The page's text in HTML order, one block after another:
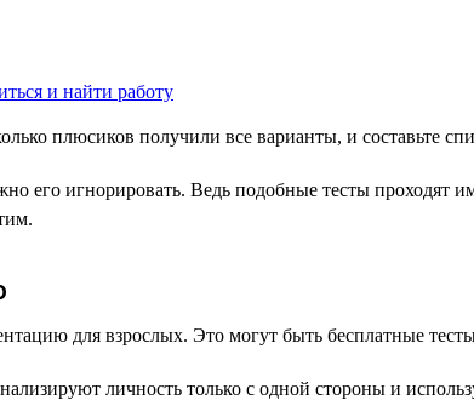
плюсиков получили все варианты, и составьте
его игнорировать. Ведь подобные тесты
для взрослых. Это могут быть бесплатные
личность только с одной стороны и